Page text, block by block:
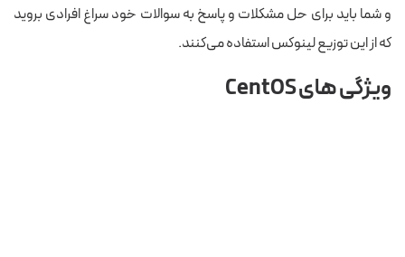
و شما باید برای حل مشکلات و پاسخ به سوالات خود سراغ افرادی بروید
که از این توزیع لینوکس استفاده می‌کنند.
ویژگی هایCentOS